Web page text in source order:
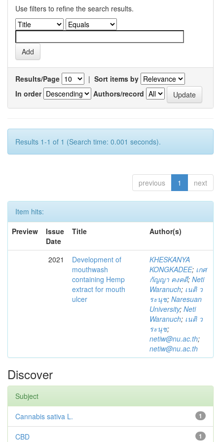
Use filters to refine the search results.
Results/Page | Sort items by
In order
Authors/record
Results 1-1 of 1 (Search time: 0.001 seconds).
previous 1 next
Item hits:
Preview
Issue
Date
Title Author(s)
2021
Development of
mouthwash
containing Hemp
extract for mouth
ulcer
KHESKANYA
KONGKADEE; เกศ
กัญญา คงคดี; Neti
Waranuch; เนติ ว
ระนุช; Naresuan
University; Neti
Waranuch; เนติ ว
ระนุช;
netiw@nu.ac.th;
netiw@nu.ac.th
Discover
Subject
1
Cannabis sativa L.
1
CBD